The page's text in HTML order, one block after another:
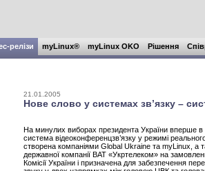
релізи myLinux® myLinux OKO Рішення
21.01.2005
Нове слово у системах зв’язку –
На минулих виборах президента України вперше в
система відеоконференцзв’язку у режимі
створена компаніями Global Ukraine та myLinux, а
державної компанії ВАТ «Укртелеком» на
Комісії України і призначена для забезпечення